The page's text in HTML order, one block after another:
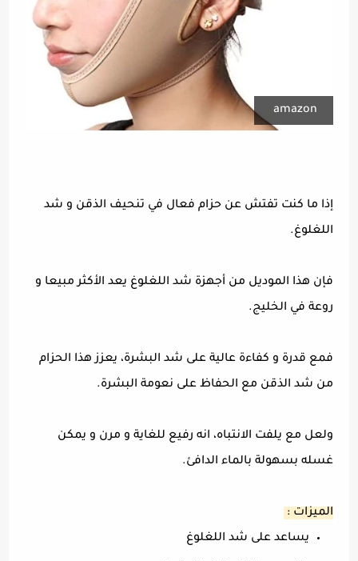
amazon
إذا ما كنت تفتش عن حزام فعال في تنحيف الذقن و شد
اللغلوغ.
فإن هذا الموديل من أجهزة شد اللغلوغ يعد الأكثر مبيعا و
روعة في الخليج.
فمع قدرة و كفاءة عالية على شد البشرة، يعزز هذا الحزام
من شد الذقن مع الحفاظ على نعومة البشرة.
ولعل مع يلفت الانتباه، انه رفيع للغاية و مرن و يمكن
غسله بسهولة بالماء الدافئ.
الميزات :
يساعد على شد اللغلوغ